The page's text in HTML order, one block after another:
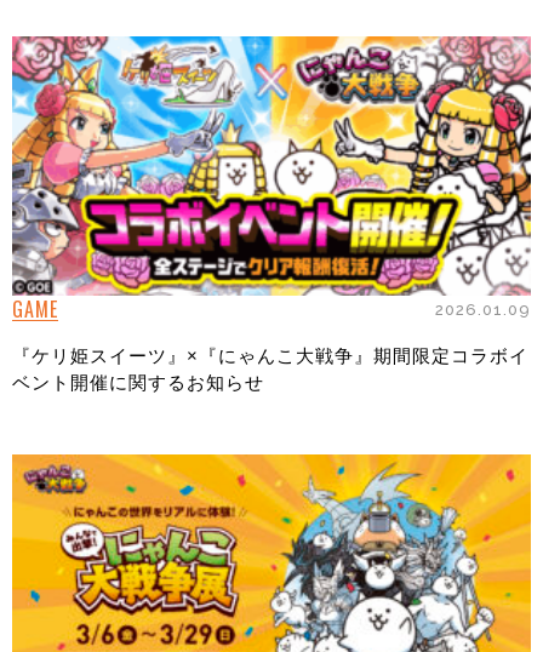
GAME 2026.01.09
『ケリ姫スイーツ』×『にゃんこ大戦争』期間限定コラボイ
ベント開催に関するお知らせ